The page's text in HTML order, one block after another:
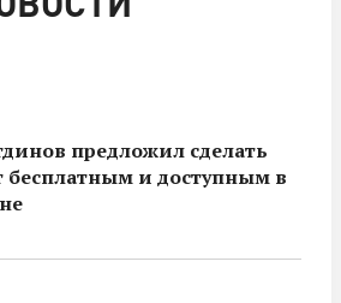
предложил сделать
бесплатным и доступным в